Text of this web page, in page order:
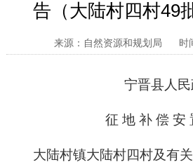
告（大陆村四村49
来源：自然资源和规划局 时
宁晋县人
征 地 补 偿 安
大陆村镇大陆村四村及有